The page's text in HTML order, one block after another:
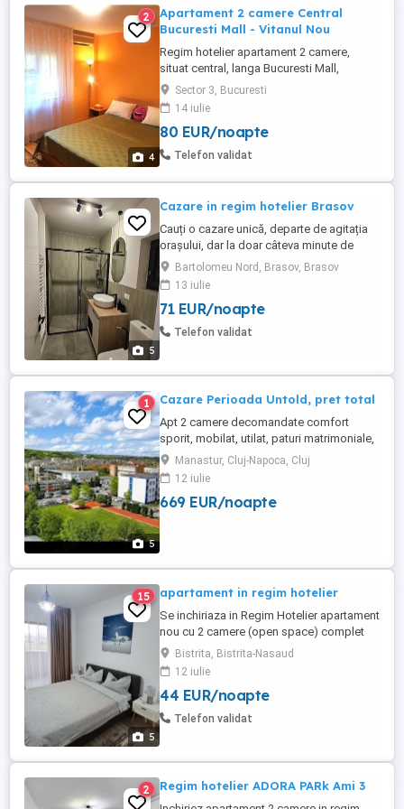
4
2
Apartament 2 camere Central
Bucuresti Mall - Vitanul Nou
Regim hotelier apartament 2 camere,
situat central, langa Bucuresti Mall,
decomandat, 65 metri patrati, ultracurat,
complet mobilat si utilat, centrala termica
proprie, etaj 2 8, balcon, televizor
Samsung 109 cm SMART 4K, canale TV,
streaming (Netflix), fibra optica, internet
Sector 3, Bucuresti
14 iulie
80 EUR/noapte
Telefon validat
5
Cazare in regim hotelier Brasov
Cauți o cazare unică, departe de agitația
orașului, dar la doar câteva minute de
zborul tău? Oferim spre închiriere în regim
hotelier un studio modern și complet
independent, tip tiny house , situat în ,în
imediata apropiere a Aeroportului
Internațional Brașov. Studioul poate
Bartolomeu Nord, Brasov, Brasov
13 iulie
71 EUR/noapte
Telefon validat
5
1 Cazare Perioada Untold, pret total
Apt 2 camere decomandate comfort
sporit, mobilat, utilat, paturi matrimoniale,
aer conditionat, loc de parcare (garaj +
locul din fata garajului). Capacitatea max 4
persoane. Balcon mare, priveliste
deosebita. Etaj 6 8. Cat friendly. Se poate
Manastur, Cluj-Napoca, Cluj
12 iulie
669 EUR/noapte
5
15 apartament in regim hotelier
Se inchiriaza in Regim Hotelier apartament
nou cu 2 camere (open space) complet
mobilat si utilat (frigider, masina de spalat
vase, masina de spalat rufe, tv, internet,
aparat de cafea etc), balcon de 9 mp.
Bistrita, Bistrita-Nasaud
12 iulie
44 EUR/noapte
Telefon validat
2 Regim hotelier ADORA PARk Ami 3